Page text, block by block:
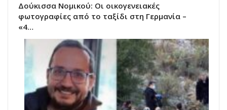
Δούκισσα Νομικού: Οι οικογενειακές
φωτογραφίες από το ταξίδι στη Γερμανία –
«4…